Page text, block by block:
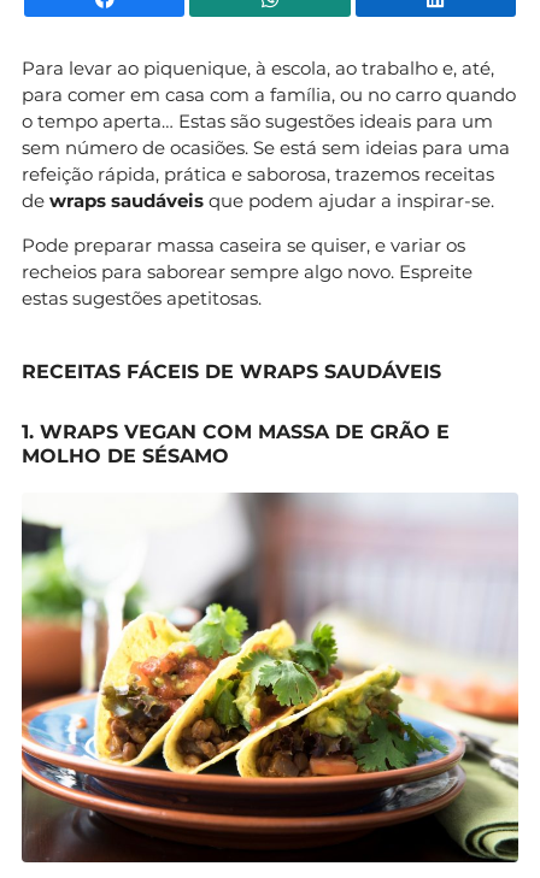
Para levar ao piquenique, à escola, ao trabalho e, até,
para comer em casa com a família, ou no carro quando
o tempo aperta… Estas são sugestões ideais para um
sem número de ocasiões. Se está sem ideias para uma
refeição rápida, prática e saborosa, trazemos receitas
de wraps saudáveis que podem ajudar a inspirar-se.
Pode preparar massa caseira se quiser, e variar os
recheios para saborear sempre algo novo. Espreite
estas sugestões apetitosas.
RECEITAS FÁCEIS DE WRAPS SAUDÁVEIS
1. WRAPS VEGAN COM MASSA DE GRÃO E
MOLHO DE SÉSAMO